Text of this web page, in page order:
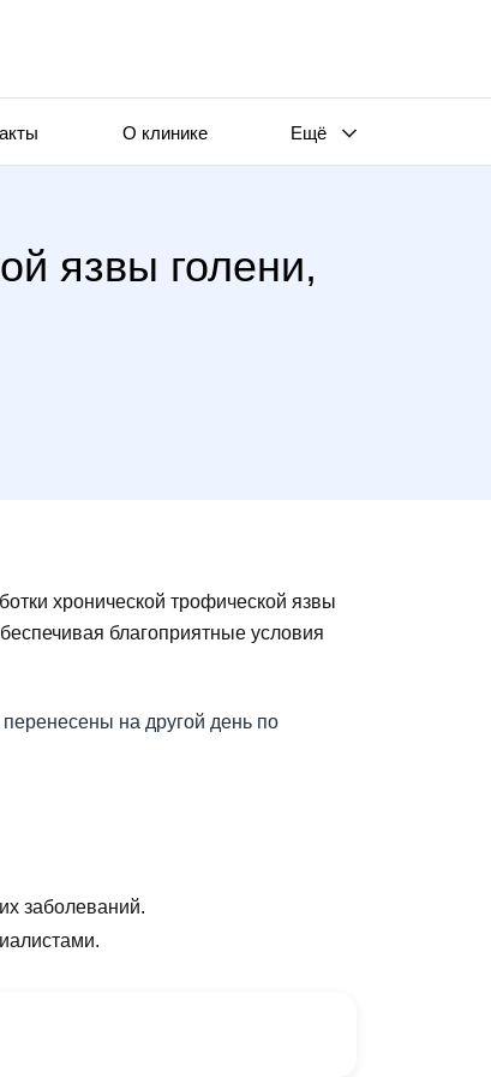
О клинике Ещё
язвы голени,
хронической трофической язвы
благоприятные условия
на другой день по
заболеваний.